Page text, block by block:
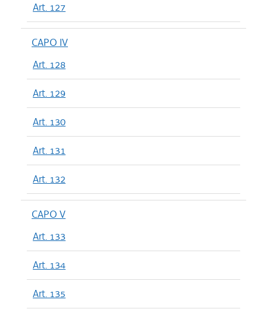
Art. 127
CAPO IV
Art. 128
Art. 129
Art. 130
Art. 131
Art. 132
CAPO V
Art. 133
Art. 134
Art. 135